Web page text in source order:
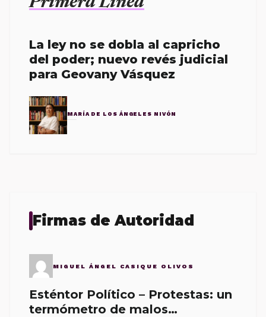
La ley no se dobla al capricho
del poder; nuevo revés judicial
para Geovany Vásquez
MARÍA DE LOS ÁNGELES NIVÓN
Firmas de Autoridad
MIGUEL ÁNGEL CASIQUE OLIVOS
Esténtor Político – Protestas: un
termómetro de malos